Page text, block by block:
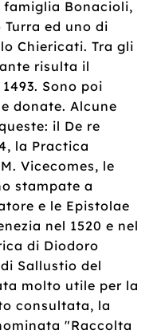
Bonacioli,
ed uno di
Chiericati. Tra gli
risulta il
Sono poi
donate. Alcune
il De re
la Practica
Vicecomes, le
stampate a
e le Epistolae
nel 1520 e nel
di Diodoro
Sallustio del
molto utile per la
consultata, la
"Raccolta